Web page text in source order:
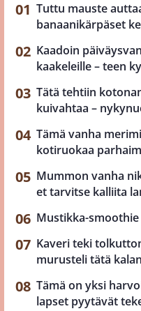
Tuttu mauste
banaanikärpäset
Kaadoin
kaakeleille – teen
Tätä tehtiin
kuivahtaa –
Tämä vanha
kotiruokaa
Mummon vanha
et tarvitse kalliita
Mustikka-
Kaveri teki
murusteli tätä
Tämä on yksi
lapset pyytävät